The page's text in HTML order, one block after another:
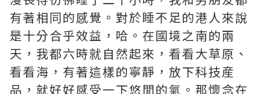
有著相同的感覺。對於睡不足的港人來說
是十分合乎效益，哈。在國境之南的兩
天，我都六時就自然起來，看看大草原、
看看海，有著這樣的寧靜，放下科技産
品，就好好感受一下悠閒的氣。那懷念在